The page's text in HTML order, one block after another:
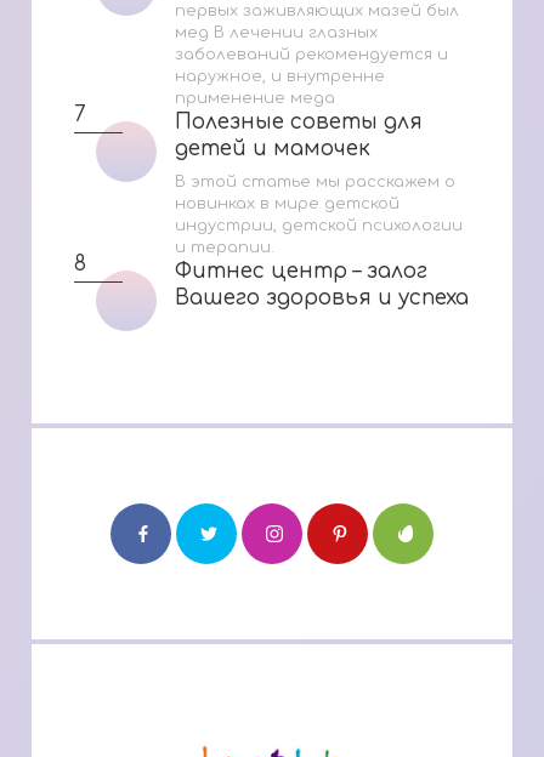
первых заживляющих мазей был
мед В лечении глазных
заболеваний рекомендуется и
наружное, и внутренне
применение меда
7
Полезные советы для
детей и мамочек
Полезные советы для
детей и мамочек
В этой статье мы расскажем о
новинках в мире детской
индустрии, детской психологии
и терапии.
8
Фитнес центр – залог
Вашего здоровья и успеха
Фитнес центр – залог
Вашего здоровья и успеха